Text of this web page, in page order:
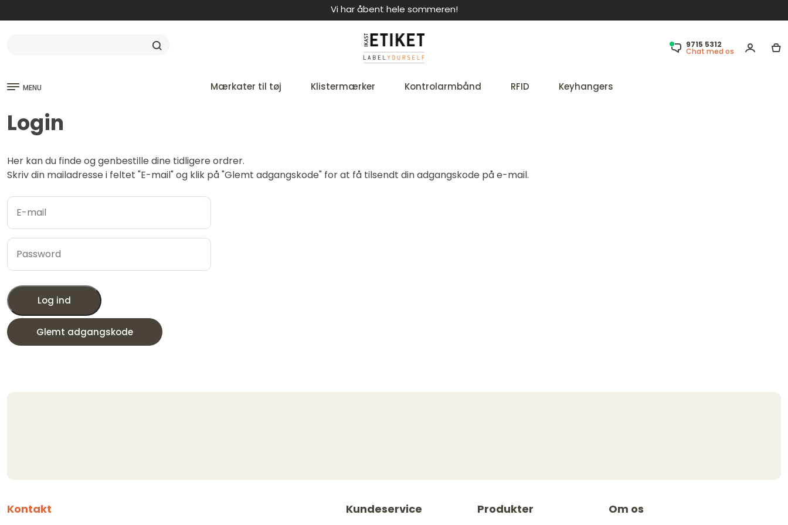
Vi har åbent hele sommeren!
9715 5312
Chat med os
MENU Mærkater til tøj Klistermærker Kontrolarmbånd RFID Keyhangers
Login
Her kan du finde og genbestille dine tidligere ordrer.
Skriv din mailadresse i feltet "E-mail" og klik på "Glemt adgangskode" for at få tilsendt din adgangskode på e-mail.
Log ind
Glemt adgangskode
Kontakt Kundeservice Produkter Om os